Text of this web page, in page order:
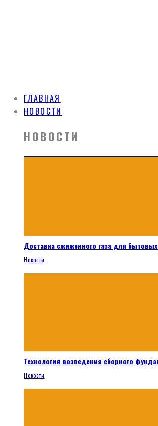
ГЛАВНАЯ
НОВОСТИ
НОВОСТИ
Доставка сжиженного газа для
Новости
Технология возведения сборного
Новости